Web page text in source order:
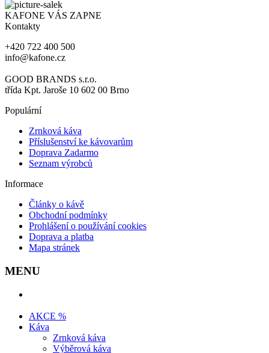
KAFONE VÁS ZAPNE
Kontakty
+420 722 400 500
info@kafone.cz
GOOD BRANDS s.r.o.
třída Kpt. Jaroše 10 602 00 Brno
Populární
Zrnková káva
Příslušenství ke kávovarům
Doprava Zadarmo
Seznam výrobců
Informace
Články o kávě
Obchodní podmínky
Prohlášení o používání cookies
Doprava a platba
Mapa stránek
MENU
AKCE %
Káva
Zrnková káva
Výběrová káva